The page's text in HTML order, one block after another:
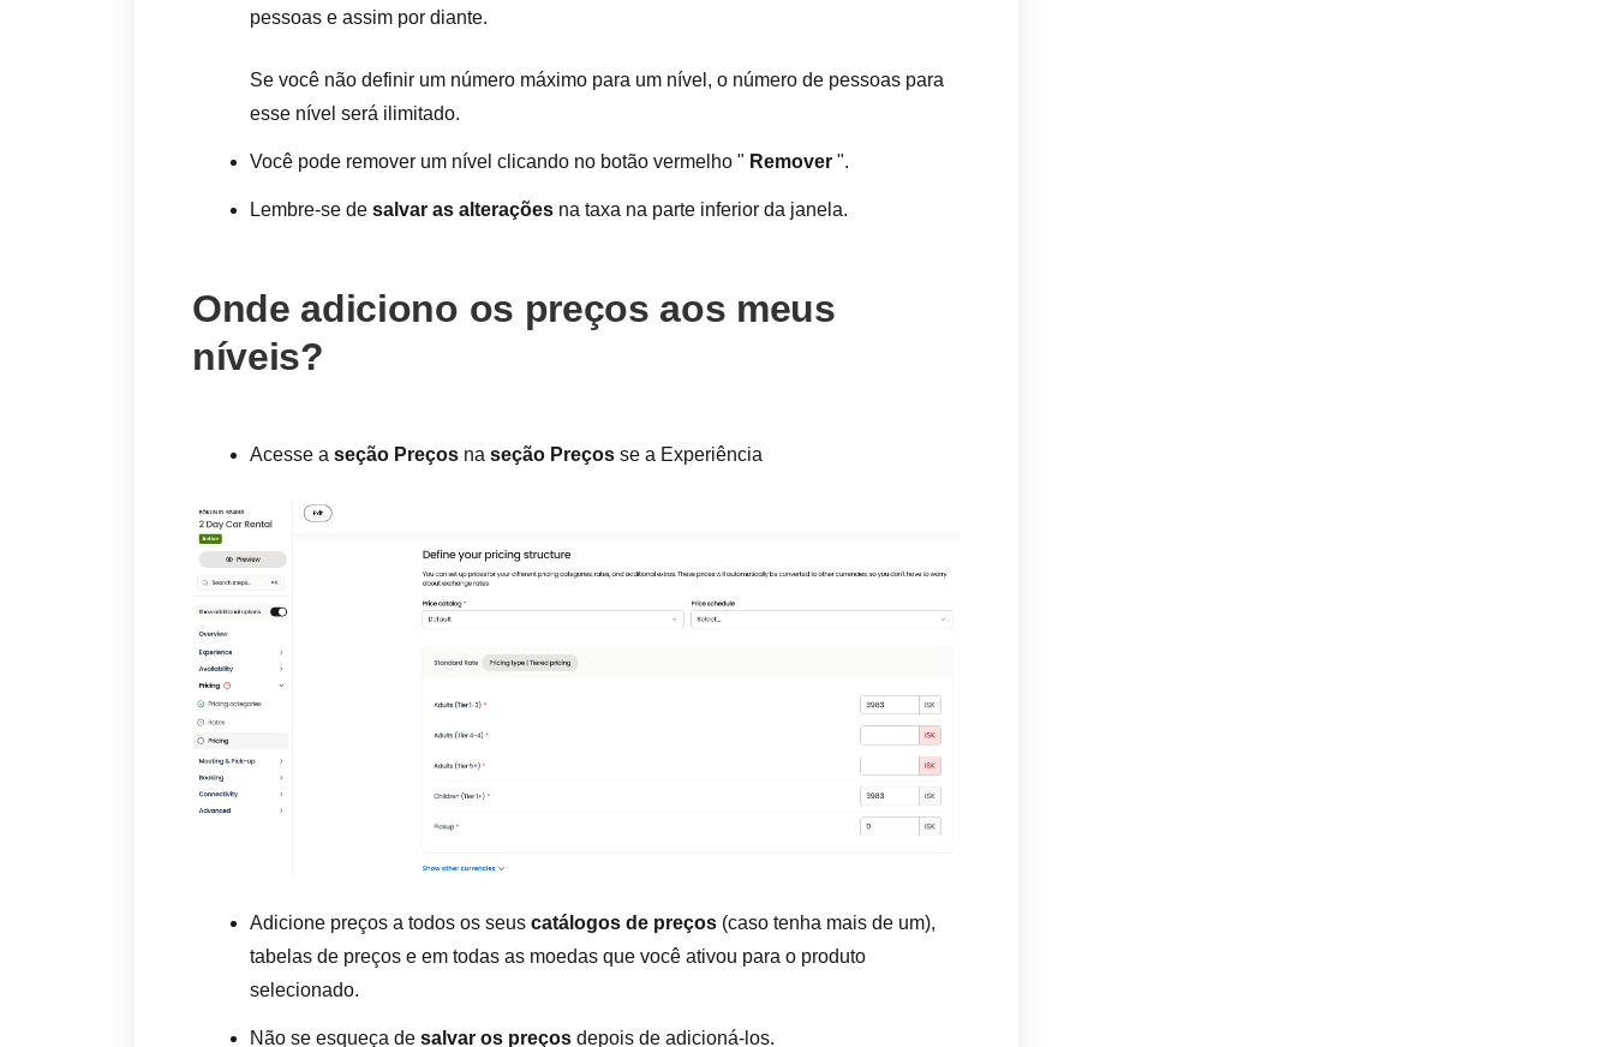
pessoas e assim por diante.
Se você não definir um número máximo para um nível, o número de pessoas para
esse nível será ilimitado.
Você pode remover um nível clicando no botão vermelho " Remover ".
Lembre-se de salvar as alterações na taxa na parte inferior da janela.
Onde adiciono os preços aos meus
níveis?
Acesse a seção Preços na seção Preços se a Experiência
Adicione preços a todos os seus catálogos de preços (caso tenha mais de um),
tabelas de preços e em todas as moedas que você ativou para o produto
selecionado.
Não se esqueça de salvar os preços depois de adicioná-los.